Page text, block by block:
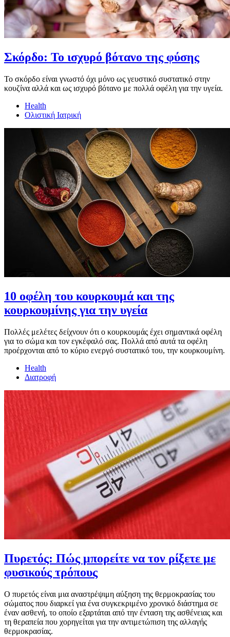
Σκόρδο: Το ισχυρό βότανο της φύσης
Το σκόρδο είναι γνωστό όχι μόνο ως γευστικό συστατικό στην
κουζίνα αλλά και ως ισχυρό βότανο με πολλά οφέλη για την υγεία.
Health
Ολιστική Ιατρική
10 οφέλη του κουρκουμά και της
κουρκουμίνης για την υγεία
Πολλές μελέτες δείχνουν ότι ο κουρκουμάς έχει σημαντικά οφέλη
για το σώμα και τον εγκέφαλό σας. Πολλά από αυτά τα οφέλη
προέρχονται από το κύριο ενεργό συστατικό του, την κουρκουμίνη.
Health
Διατροφή
Πυρετός: Πώς μπορείτε να τον ρίξετε με
φυσικούς τρόπους
Ο πυρετός είναι μια αναστρέψιμη αύξηση της θερμοκρασίας του
σώματος που διαρκεί για ένα συγκεκριμένο χρονικό διάστημα σε
έναν ασθενή, το οποίο εξαρτάται από την ένταση της ασθένειας και
τη θεραπεία που χορηγείται για την αντιμετώπιση της αλλαγής
θερμοκρασίας.